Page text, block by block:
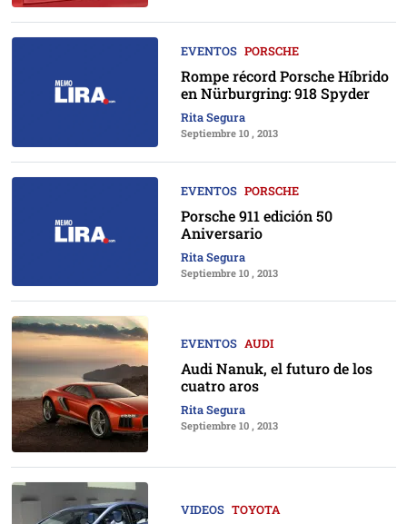
EVENTOS PORSCHE
Rompe récord Porsche Híbrido
en Nürburgring: 918 Spyder
Rita Segura
Septiembre 10 , 2013
EVENTOS PORSCHE
Porsche 911 edición 50
Aniversario
Rita Segura
Septiembre 10 , 2013
EVENTOS AUDI
Audi Nanuk, el futuro de los
cuatro aros
Rita Segura
Septiembre 10 , 2013
VIDEOS TOYOTA